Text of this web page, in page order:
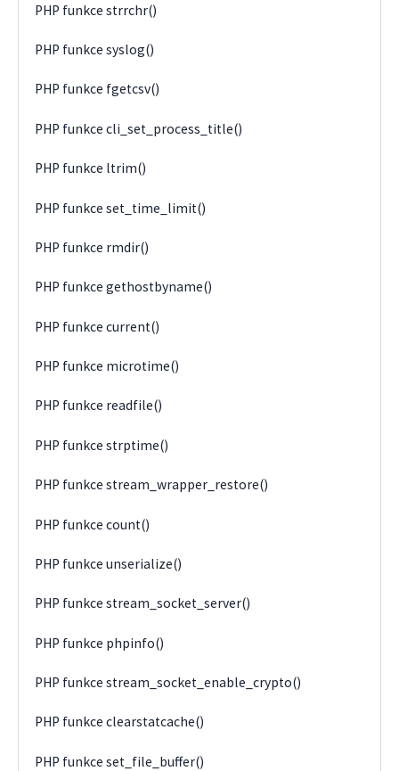
PHP funkce strrchr()
PHP funkce syslog()
PHP funkce fgetcsv()
PHP funkce cli_set_process_title()
PHP funkce ltrim()
PHP funkce set_time_limit()
PHP funkce rmdir()
PHP funkce gethostbyname()
PHP funkce current()
PHP funkce microtime()
PHP funkce readfile()
PHP funkce strptime()
PHP funkce stream_wrapper_restore()
PHP funkce count()
PHP funkce unserialize()
PHP funkce stream_socket_server()
PHP funkce phpinfo()
PHP funkce stream_socket_enable_crypto()
PHP funkce clearstatcache()
PHP funkce set_file_buffer()